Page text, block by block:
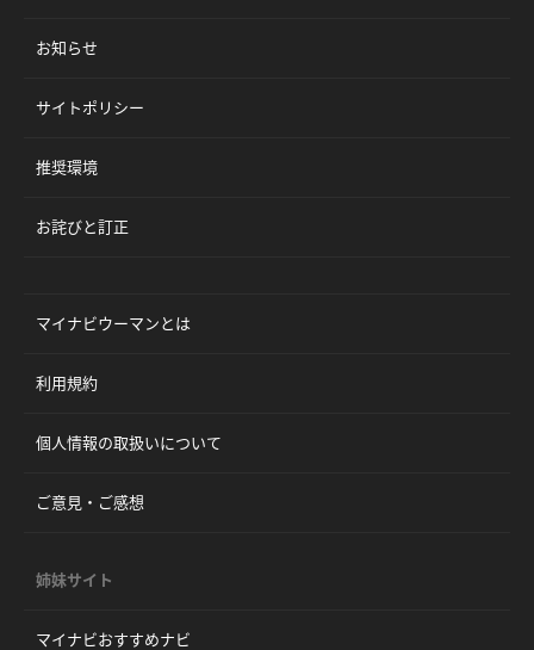
お知らせ
サイトポリシー
推奨環境
お詫びと訂正
マイナビウーマンとは
利用規約
個人情報の取扱いについて
ご意見・ご感想
姉妹サイト
マイナビおすすめナビ